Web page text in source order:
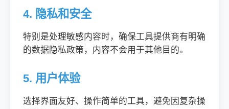
4. 隐私和安全
特别是处理敏感内容时，确保工具提供商有明确
的数据隐私政策，内容不会用于其他目的。
5. 用户体验
选择界面友好、操作简单的工具，避免因复杂操